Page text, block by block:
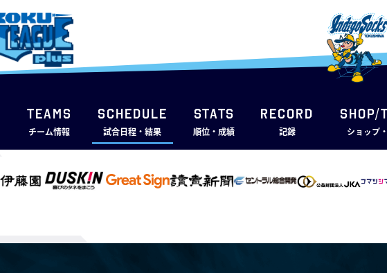
TEAMS
チーム情報
SCHEDULE
試合日程・結果
STATS
順位・成績
RECORD
記録
SHOP/
ショップ